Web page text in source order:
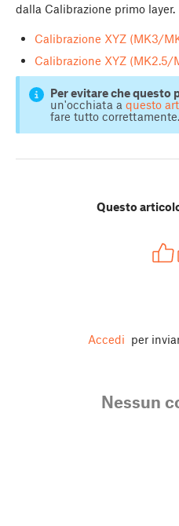
dalla Calibrazione primo layer.
Calibrazione XYZ (MK3/
Calibrazione XYZ (MK2.5/
Per evitare che questo
un'occhiata a questo
fare tutto correttamente.
Questo
Accedi per
Nessun